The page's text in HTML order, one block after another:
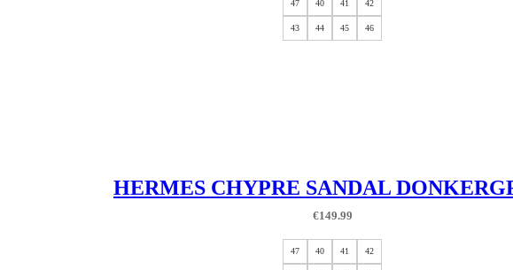
47 40 41 42
43 44 45 46
HERMES CHYPRE SANDAL
€149.99
47 40 41 42